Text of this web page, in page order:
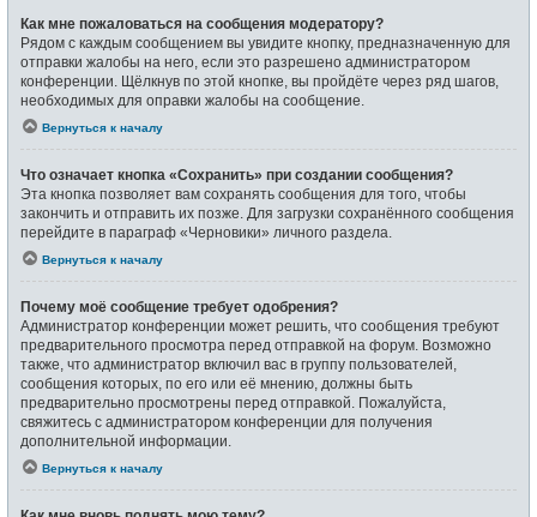
Как мне пожаловаться на сообщения модератору?
Рядом с каждым сообщением вы увидите кнопку, предназначенную для
отправки жалобы на него, если это разрешено администратором
конференции. Щёлкнув по этой кнопке, вы пройдёте через ряд шагов,
необходимых для оправки жалобы на сообщение.
Вернуться к началу
Что означает кнопка «Сохранить» при создании сообщения?
Эта кнопка позволяет вам сохранять сообщения для того, чтобы
закончить и отправить их позже. Для загрузки сохранённого сообщения
перейдите в параграф «Черновики» личного раздела.
Вернуться к началу
Почему моё сообщение требует одобрения?
Администратор конференции может решить, что сообщения требуют
предварительного просмотра перед отправкой на форум. Возможно
также, что администратор включил вас в группу пользователей,
сообщения которых, по его или её мнению, должны быть
предварительно просмотрены перед отправкой. Пожалуйста,
свяжитесь с администратором конференции для получения
дополнительной информации.
Вернуться к началу